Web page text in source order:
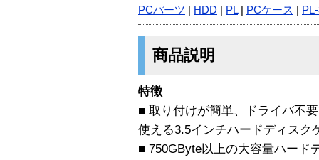
PCパーツ HDD PL| PCケース
商品説明
特徴
■ 取り付けが簡単、ドライバ不
使える3.5インチハードディスク
■ 750GByte以上の大容量ハード